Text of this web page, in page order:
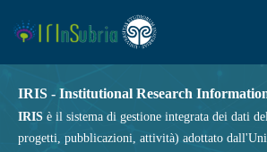
IRIS - Institutional Research
IRIS è il sistema di gestione integrata dei dati
progetti, pubblicazioni, attività) adottato